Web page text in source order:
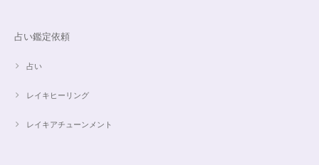
占い鑑定依頼
占い
レイキヒーリング
レイキアチューンメント